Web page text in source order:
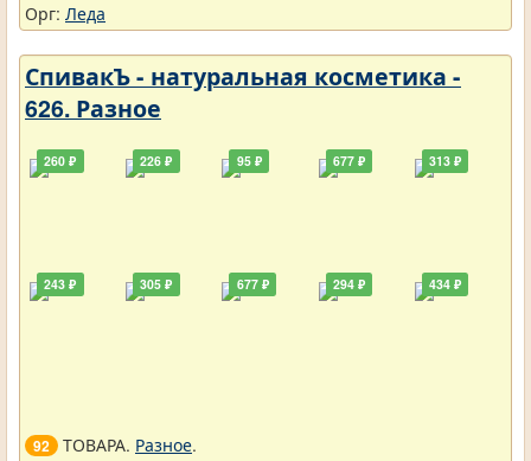
Орг: Леда
СпивакЪ - натуральная косметика -
626. Разное
260 ₽
243 ₽
226 ₽
305 ₽
95 ₽
677 ₽
677 ₽
294 ₽
313 ₽
434 ₽
92 ТОВАРА. Разное.